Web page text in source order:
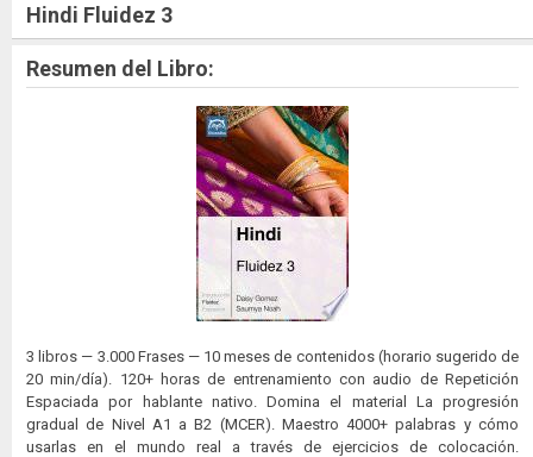
Hindi Fluidez 3
Resumen del Libro:
3 libros — 3.000 Frases — 10 meses de contenidos (horario sugerido de
20 min/día). 120+ horas de entrenamiento con audio de Repetición
Espaciada por hablante nativo. Domina el material La progresión
gradual de Nivel A1 a B2 (MCER). Maestro 4000+ palabras y cómo
usarlas en el mundo real a través de ejercicios de colocación.